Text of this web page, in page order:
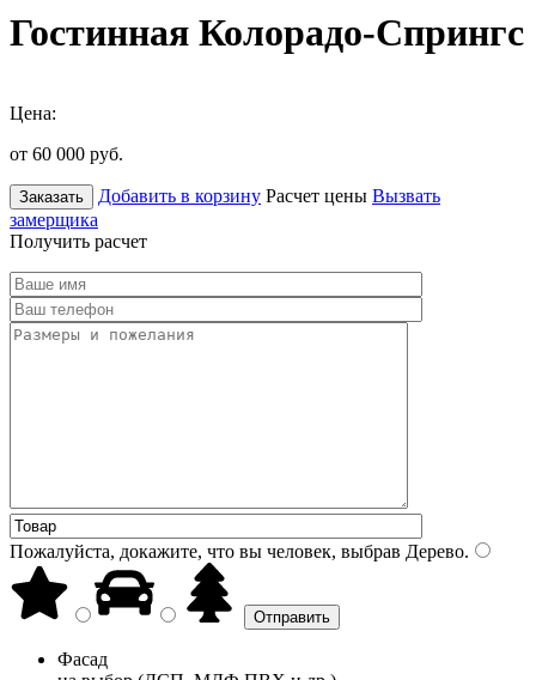
Гостинная Колорадо-Спрингс
Цена:
от 60 000 руб.
Заказать Добавить в корзину Расчет цены Вызвать
замерщика
Получить расчет
Пожалуйста, докажите, что вы человек, выбрав Дерево.
Фасад